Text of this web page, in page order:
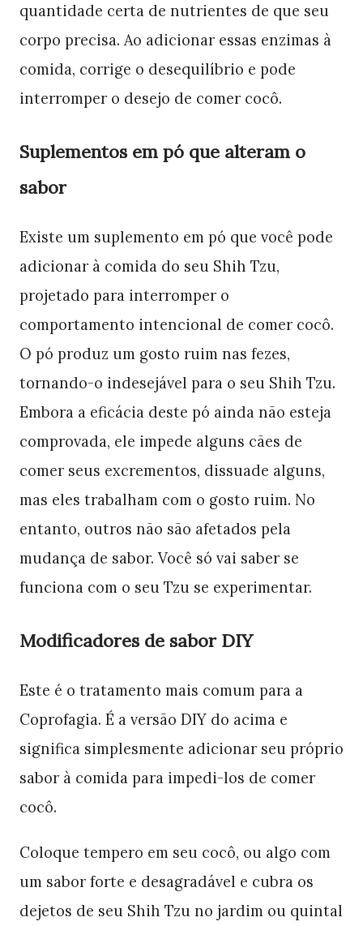
quantidade certa de nutrientes de que seu
corpo precisa. Ao adicionar essas enzimas à
comida, corrige o desequilíbrio e pode
interromper o desejo de comer cocô.
Suplementos em pó que alteram o
sabor
Existe um suplemento em pó que você pode
adicionar à comida do seu Shih Tzu,
projetado para interromper o
comportamento intencional de comer cocô.
O pó produz um gosto ruim nas fezes,
tornando-o indesejável para o seu Shih Tzu.
Embora a eficácia deste pó ainda não esteja
comprovada, ele impede alguns cães de
comer seus excrementos, dissuade alguns,
mas eles trabalham com o gosto ruim. No
entanto, outros não são afetados pela
mudança de sabor. Você só vai saber se
funciona com o seu Tzu se experimentar.
Modificadores de sabor DIY
Este é o tratamento mais comum para a
Coprofagia. É a versão DIY do acima e
significa simplesmente adicionar seu próprio
sabor à comida para impedi-los de comer
cocô.
Coloque tempero em seu cocô, ou algo com
um sabor forte e desagradável e cubra os
dejetos de seu Shih Tzu no jardim ou quintal